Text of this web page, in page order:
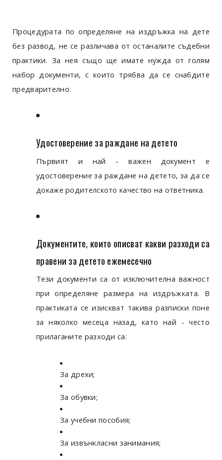
Процедурата по определяне на издръжка на дете
без развод, не се различава от останалите съдебни
практики. За нея също ще имате нужда от голям
набор документи, с които трябва да се снабдите
предварително.
Удостоверение за раждане на детето
Първият и най - важен документ е
удостоверение за раждане на детето, за да се
докаже родителското качество на ответника.
Документите, които описват какви разходи са
правени за детето ежемесечно
Тези документи са от изключителна важност
при определяне размера на издръжката. В
практиката се изискват такива разписки поне
за няколко месеца назад, като най - често
прилаганите разходи са:
За дрехи;
За обувки;
За учебни пособия;
За извънкласни занимания;